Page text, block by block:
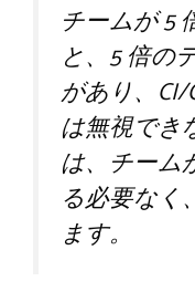
チームが 5
と、5 倍の
があり、
は無視でき
は、チーム
る必要なく
ます。